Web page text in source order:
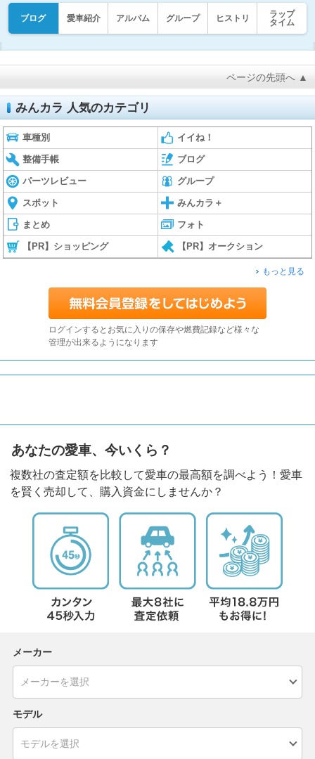
ブログ 愛車紹介 アルバム グループ ヒストリ
ラップ
タイム
ページの先頭へ ▲
みんカラ 人気のカテゴリ
車種別 イイね！
整備手帳 ブログ
パーツレビュー グループ
スポット みんカラ＋
まとめ フォト
【PR】ショッピング 【PR】オークション
もっと見る
ログインするとお気に入りの保存や燃費記録など様々な
管理が出来るようになります
あなたの愛車、今いくら？
複数社の査定額を比較して愛車の最高額を調べよう！愛車
を賢く売却して、購入資金にしませんか？
メーカー
モデル